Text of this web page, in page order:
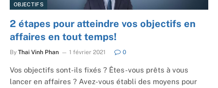
OBJECTIFS
2 étapes pour atteindre vos objectifs en
affaires en tout temps!
By Thai Vinh Phan 1 février 2021 0
Vos objectifs sont-ils fixés ? Êtes-vous prêts à vous
lancer en affaires ? Avez-vous établi des moyens pour